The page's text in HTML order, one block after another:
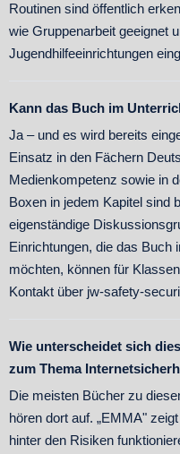
Routinen sind öffentlich
wie Gruppenarbeit geeignet
Jugendhilfeeinrichtungen
Kann das Buch im
Ja – und es wird bereits
Einsatz in den Fächern
Medienkompetenz sowie in
Boxen in jedem Kapitel sind
eigenständige
Einrichtungen, die das Buch
möchten, können für
Kontakt über jw-safety-
Wie unterscheidet sich
zum Thema
Die meisten Bücher zu
hören dort auf. „EMMA"
hinter den Risiken